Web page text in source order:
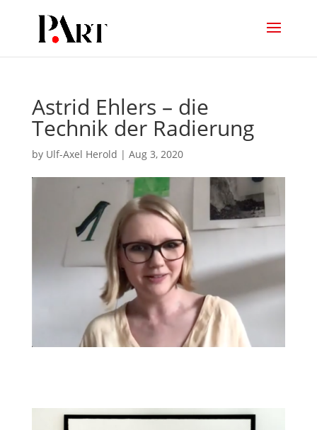
Astrid Ehlers – die
Technik der Radierung
by Ulf-Axel Herold | Aug 3, 2020